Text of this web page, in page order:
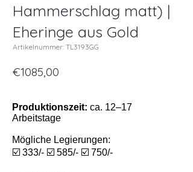
Hammerschlag matt) |
Eheringe aus Gold
Artikelnummer: TL3193GG
€1085,00
Produktionszeit: ca. 12–17
Arbeitstage
Mögliche Legierungen:
☑️ 333/- ☑️ 585/- ☑️ 750/-